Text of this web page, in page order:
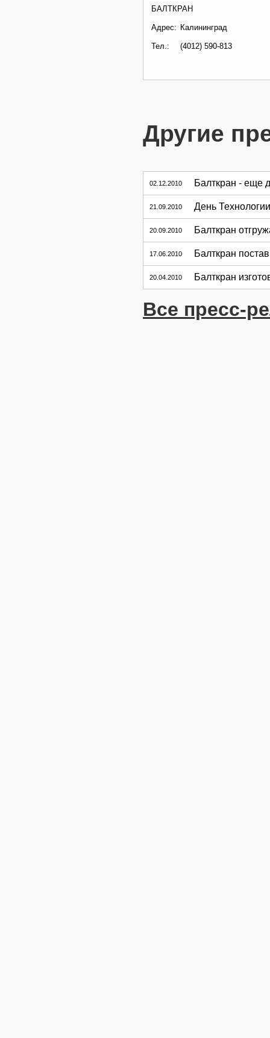
БАЛТКРАН
Адрес: Калининград
Тел.: (4012) 590-813
Другие
02.12.2010 Балткран - еще
21.09.2010 День
20.09.2010 Балткран
17.06.2010 Балткран
20.04.2010 Балткран
Все пресс-